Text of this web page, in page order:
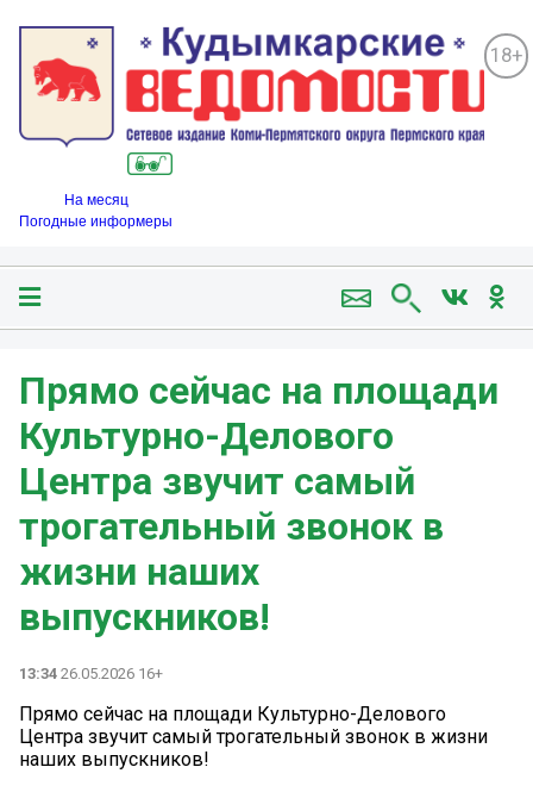
18+
На месяц
Погодные информеры
Прямо сейчас на площади
Культурно-Делового
Центра звучит самый
трогательный звонок в
жизни наших
выпускников!
13:34 26.05.2026 16+
Прямо сейчас на площади Культурно-Делового
Центра звучит самый трогательный звонок в жизни
наших выпускников!